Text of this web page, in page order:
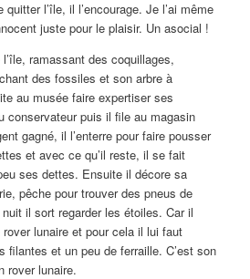
quitter l’île, il l’encourage. Je l’ai même
juste pour le plaisir. Un asocial !
ramassant des coquillages,
des fossiles et son arbre à
au musée faire expertiser ses
conservateur puis il file au magasin
gagné, il l’enterre pour faire pousser
et avec ce qu’il reste, il se fait
ses dettes. Ensuite il décore sa
pêche pour trouver des pneus de
il sort regarder les étoiles. Car il
lunaire et pour cela il lui faut
filantes et un peu de ferraille. C’est son
rover lunaire.